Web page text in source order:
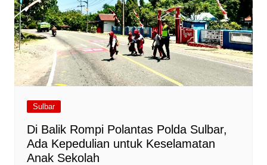
Sulbar
Di Balik Rompi Polantas Polda Sulbar,
Ada Kepedulian untuk Keselamatan
Anak Sekolah